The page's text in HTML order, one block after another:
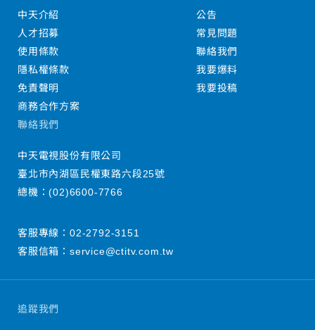
追蹤我們
中天介紹
人才招募
使用條款
隱私權條款
免責聲明
商務合作方案
公告
常見問題
聯絡我們
我要爆料
我要投稿
聯絡我們
中天電視股份有限公司
臺北市內湖區民權東路六段25號
總機：(02)6600-7766
客服專線： 02-2792-3151
客服信箱： service@ctitv.com.tw